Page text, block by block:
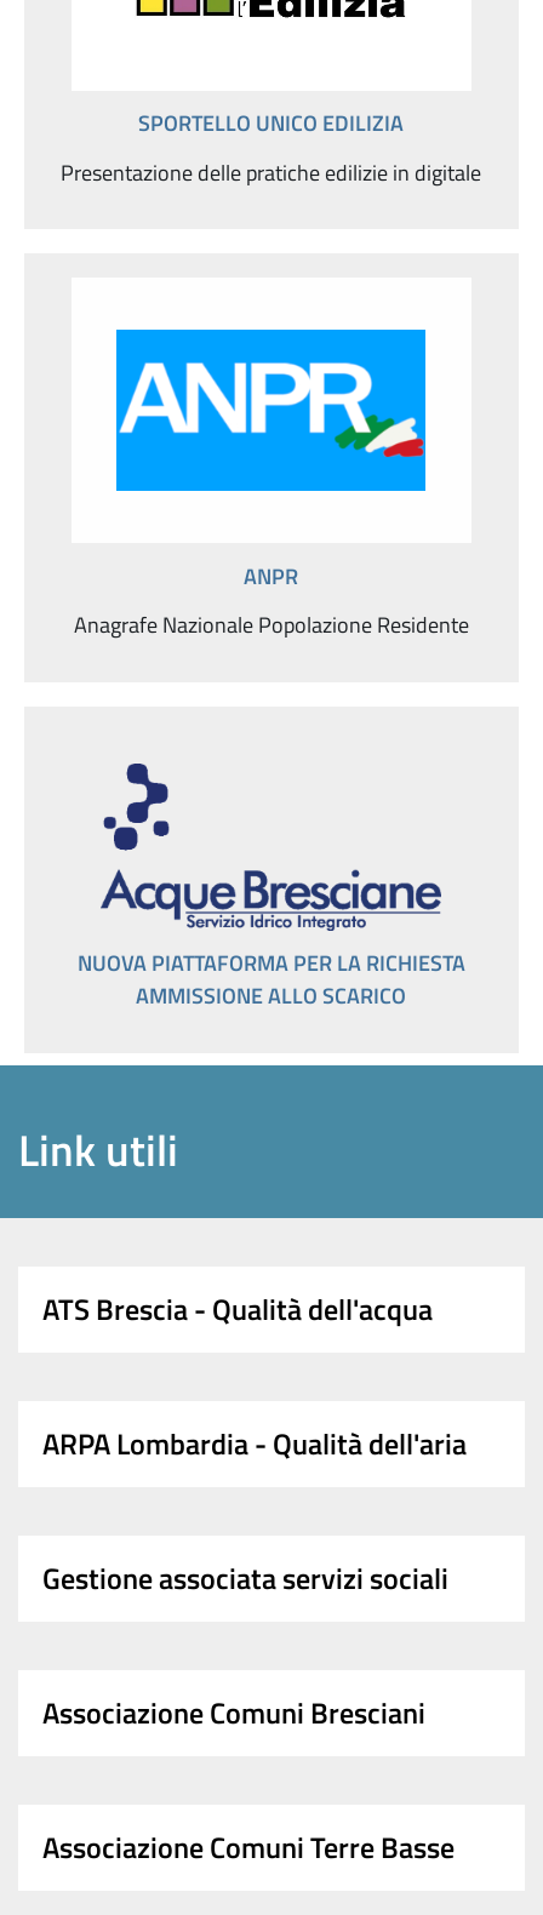
SPORTELLO UNICO EDILIZIA
Presentazione delle pratiche edilizie in digitale
ANPR
Anagrafe Nazionale Popolazione Residente
NUOVA PIATTAFORMA PER LA RICHIESTA
AMMISSIONE ALLO SCARICO
Link utili
ATS Brescia - Qualità dell'acqua
ARPA Lombardia - Qualità dell'aria
Gestione associata servizi sociali
Associazione Comuni Bresciani
Associazione Comuni Terre Basse